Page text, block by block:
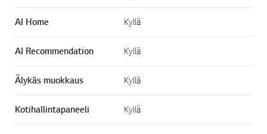
AI Home Kyllä
AI Recommendation Kyllä
Älykäs muokkaus Kyllä
Kotihallintapaneeli Kyllä